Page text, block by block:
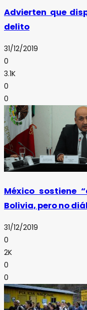
Advierten que
delito
31/12/2019
0
3.1K
0
0
México sostiene
Bolivia, pero no
31/12/2019
0
2K
0
0